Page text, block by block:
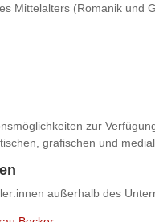
Mittelalters (Romanik und
zur
grafischen und
außerhalb des